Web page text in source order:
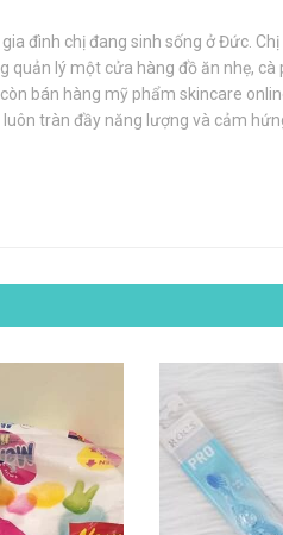
gia đình chị đang sinh sống ở Đức.
quản lý một cửa hàng đồ ăn nhẹ,
bán hàng mỹ phẩm skincare
tràn đầy năng lượng và cảm